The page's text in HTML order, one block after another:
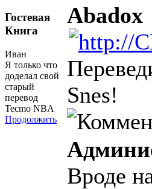
Гостевая
Книга
Иван
Я только что
доделал свой
старый
перевод
Tecmo NBA
Продолжить
Abadox
Snes!
Вроде